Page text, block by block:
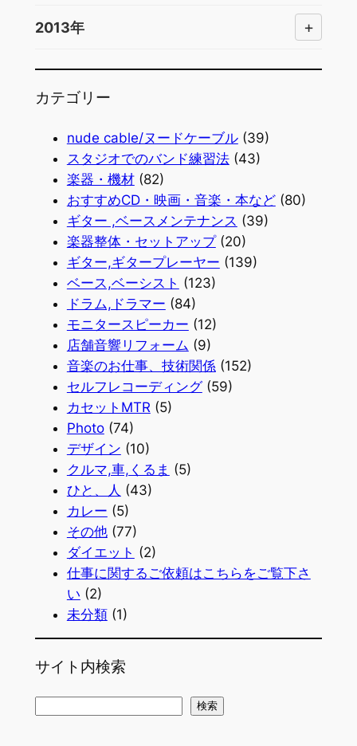
2013年 +
カテゴリー
nude cable/ヌードケーブル(39)
スタジオでのバンド練習法(43)
楽器・機材(82)
おすすめCD・映画・音楽・本など(80)
ギター ,ベースメンテナンス (39)
楽器整体・セットアップ(20)
ギター,ギタープレーヤー (139)
ベース,ベーシスト (123)
ドラム,ドラマー (84)
モニタースピーカー (12)
店舗音響リフォーム (9)
音楽のお仕事、技術関係(152)
セルフレコーディング(59)
カセットMTR (5)
Photo(74)
デザイン (10)
クルマ,車,くるま (5)
ひと、人 (43)
カレー (5)
その他(77)
ダイエット (2)
仕事に関するご依頼はこちらをご覧下さ
い (2)
未分類(1)
サイト内検索
検索